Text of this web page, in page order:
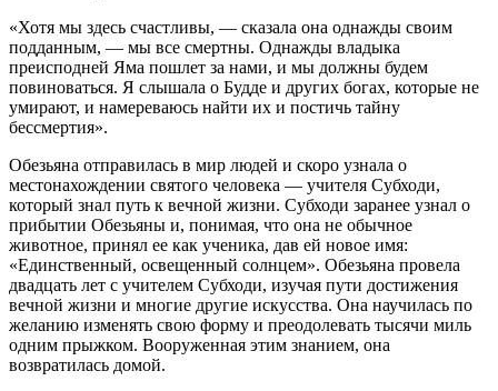
«Хотя мы здесь счастливы, — сказала она однажды своим
подданным, — мы все смертны. Однажды владыка
преисподней Яма пошлет за нами, и мы должны будем
повиноваться. Я слышала о Будде и других богах, которые не
умирают, и намереваюсь найти их и постичь тайну
бессмертия».
Обезьяна отправилась в мир людей и скоро узнала о
местонахождении святого человека — учителя Субходи,
который знал путь к вечной жизни. Субходи заранее узнал о
прибытии Обезьяны и, понимая, что она не обычное
животное, принял ее как ученика, дав ей новое имя:
«Единственный, освещенный солнцем». Обезьяна провела
двадцать лет с учителем Субходи, изучая пути достижения
вечной жизни и многие другие искусства. Она научилась по
желанию изменять свою форму и преодолевать тысячи миль
одним прыжком. Вооруженная этим знанием, она
возвратилась домой.